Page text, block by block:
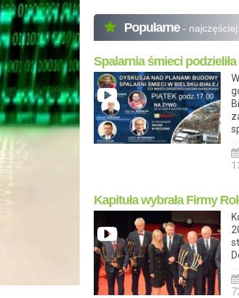
Popularne -
Spalarnia śmieci
Kapituła wybrała Firmy